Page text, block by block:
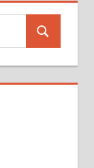
Suchen